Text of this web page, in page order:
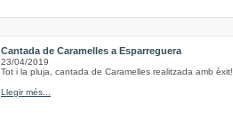
Cantada de Caramelles a Esparreguera
23/04/2019
Tot i la pluja, cantada de Caramelles realitzada amb èxit!
Llegir més...